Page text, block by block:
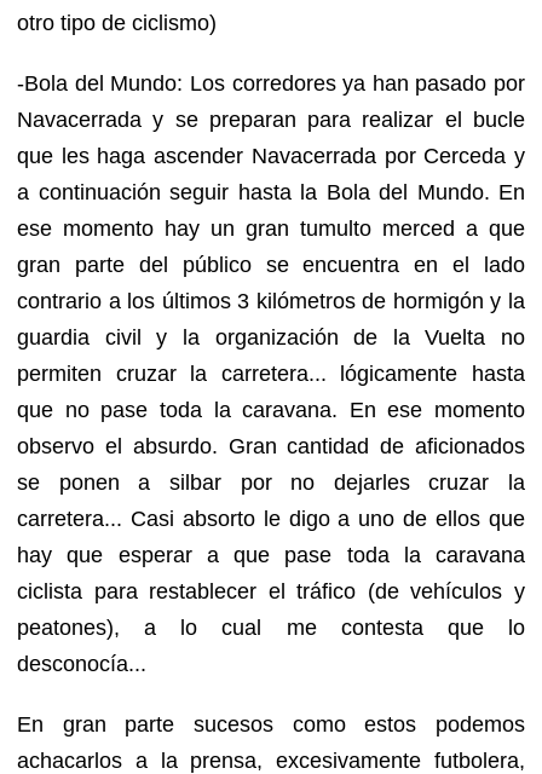
otro tipo de ciclismo)
-Bola del Mundo: Los corredores ya han pasado por
Navacerrada y se preparan para realizar el bucle
que les haga ascender Navacerrada por Cerceda y
a continuación seguir hasta la Bola del Mundo. En
ese momento hay un gran tumulto merced a que
gran parte del público se encuentra en el lado
contrario a los últimos 3 kilómetros de hormigón y la
guardia civil y la organización de la Vuelta no
permiten cruzar la carretera... lógicamente hasta
que no pase toda la caravana. En ese momento
observo el absurdo. Gran cantidad de aficionados
se ponen a silbar por no dejarles cruzar la
carretera... Casi absorto le digo a uno de ellos que
hay que esperar a que pase toda la caravana
ciclista para restablecer el tráfico (de vehículos y
peatones), a lo cual me contesta que lo
desconocía...
En gran parte sucesos como estos podemos
achacarlos a la prensa, excesivamente futbolera,